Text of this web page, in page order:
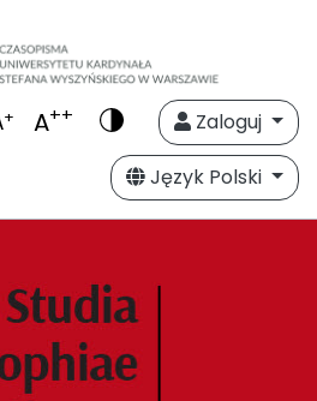
+ A++
Zaloguj
Język Polski